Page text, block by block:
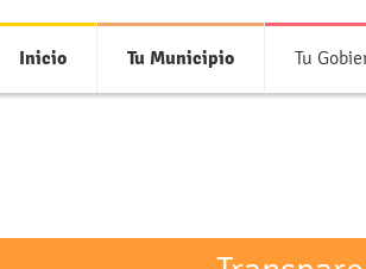
Inicio Tu Municipio Tu